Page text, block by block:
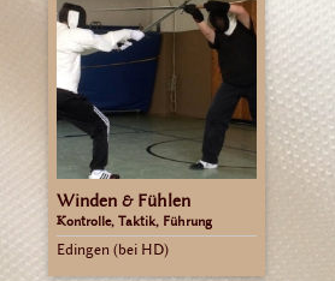
Winden & Fühlen
Kontrolle, Taktik, Führung
Edingen (bei HD)